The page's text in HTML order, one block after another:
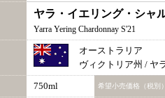
ヤラ・イエリング・シャ
Yarra Yering Chardonnay S'21
オーストラリア
ヴィクトリア州 / ヤ
750ml 希望小売価格（税別